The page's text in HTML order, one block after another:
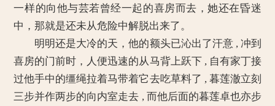
一样的向他与芸若曾经一起的喜房而去，她还在昏迷
中，那就是还未从危险中解脱出来了。
明明还是大冷的天，他的额头已沁出了汗意 , 冲到
喜房的门前时，人便迅速的从马背上跃下 , 自有家丁接
过他手中的缰绳拉着马带着它去吃草料了 , 暮莲澈立刻
三步并作两步的向内室走去 , 而他后面的暮莲卓也亦步